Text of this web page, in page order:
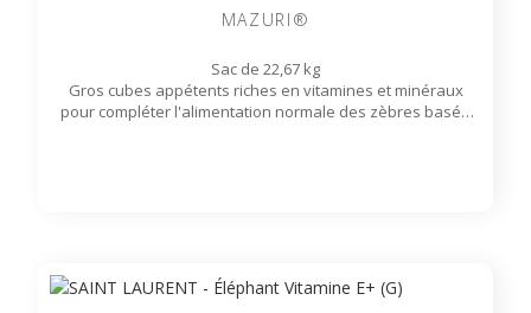
MAZURI®
Sac de 22,67 kg
Gros cubes appétents riches en vitamines et minéraux
pour compléter l'alimentation normale des zèbres basée